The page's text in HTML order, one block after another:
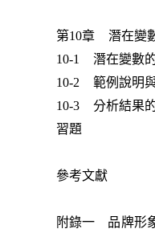
第10章 潛在變
10-1 潛在變數
10-2 範例說明
10-3 分析結果
習題
參考文獻
附錄一 品牌形